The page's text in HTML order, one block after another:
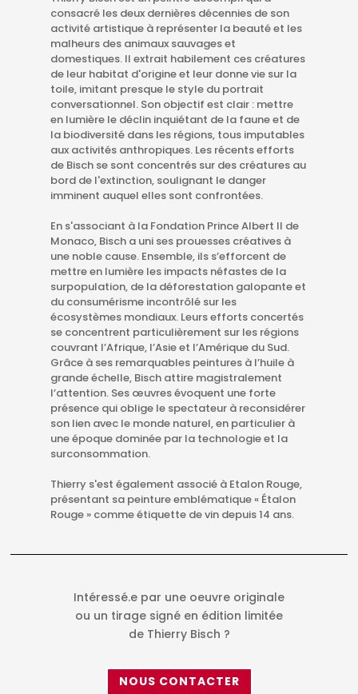
consacré les deux dernières décennies de son
activité artistique à représenter la beauté et les
malheurs des animaux sauvages et
domestiques. Il extrait habilement ces créatures
de leur habitat d'origine et leur donne vie sur la
toile, imitant presque le style du portrait
conversationnel. Son objectif est clair : mettre
en lumière le déclin inquiétant de la faune et de
la biodiversité dans les régions, tous imputables
aux activités anthropiques. Les récents efforts
de Bisch se sont concentrés sur des créatures au
bord de l'extinction, soulignant le danger
imminent auquel elles sont confrontées.
En s'associant à la Fondation Prince Albert II de
Monaco, Bisch a uni ses prouesses créatives à
une noble cause. Ensemble, ils s’efforcent de
mettre en lumière les impacts néfastes de la
surpopulation, de la déforestation galopante et
du consumérisme incontrôlé sur les
écosystèmes mondiaux. Leurs efforts concertés
se concentrent particulièrement sur les régions
couvrant l’Afrique, l’Asie et l’Amérique du Sud.
Grâce à ses remarquables peintures à l’huile à
grande échelle, Bisch attire magistralement
l’attention. Ses œuvres évoquent une forte
présence qui oblige le spectateur à reconsidérer
son lien avec le monde naturel, en particulier à
une époque dominée par la technologie et la
surconsommation.
Thierry s'est également associé à Etalon Rouge,
présentant sa peinture emblématique « Étalon
Rouge » comme étiquette de vin depuis 14 ans.
Intéressé.e par une oeuvre originale
ou un tirage signé en édition limitée
de Thierry Bisch ?
NOUS CONTACTER